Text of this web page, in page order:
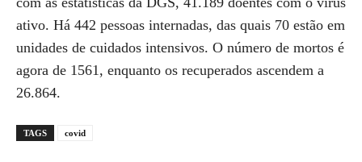
ativo. Há 442 pessoas internadas, das quais 70 estão em
unidades de cuidados intensivos. O número de mortos é
agora de 1561, enquanto os recuperados ascendem a
26.864.
TAGS covid